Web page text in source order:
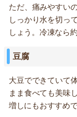
ただ、痛みやすい
しっかり水を切っ
しょう。冷凍なら
豆腐
大豆でできていて
まま食べても美味
増しにもおすすめで